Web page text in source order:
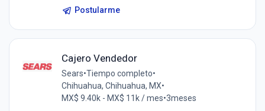
Postularme
Cajero Vendedor
Sears•Tiempo completo•
Chihuahua, Chihuahua, MX•
MX$ 9.40k - MX$ 11k / mes•3meses